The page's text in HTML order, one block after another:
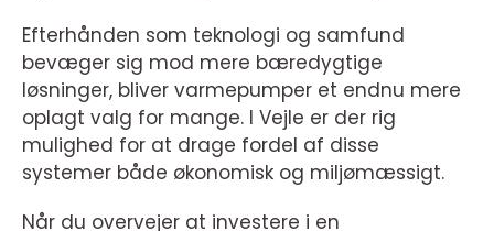
Efterhånden som teknologi og samfund
bevæger sig mod mere bæredygtige
løsninger, bliver varmepumper et endnu mere
oplagt valg for mange. I Vejle er der rig
mulighed for at drage fordel af disse
systemer både økonomisk og miljømæssigt.
Når du overvejer at investere i en